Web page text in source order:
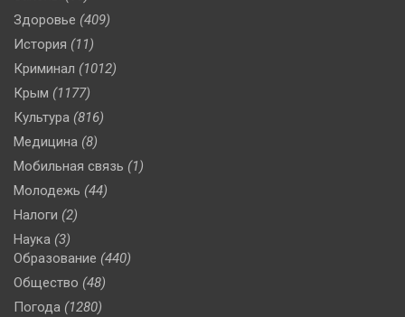
Здоровье (409)
История (11)
Криминал (1012)
Крым (1177)
Культура (816)
Медицина (8)
Мобильная связь (1)
Молодежь (44)
Налоги (2)
Наука (3)
Образование (440)
Общество (48)
Погода (1280)